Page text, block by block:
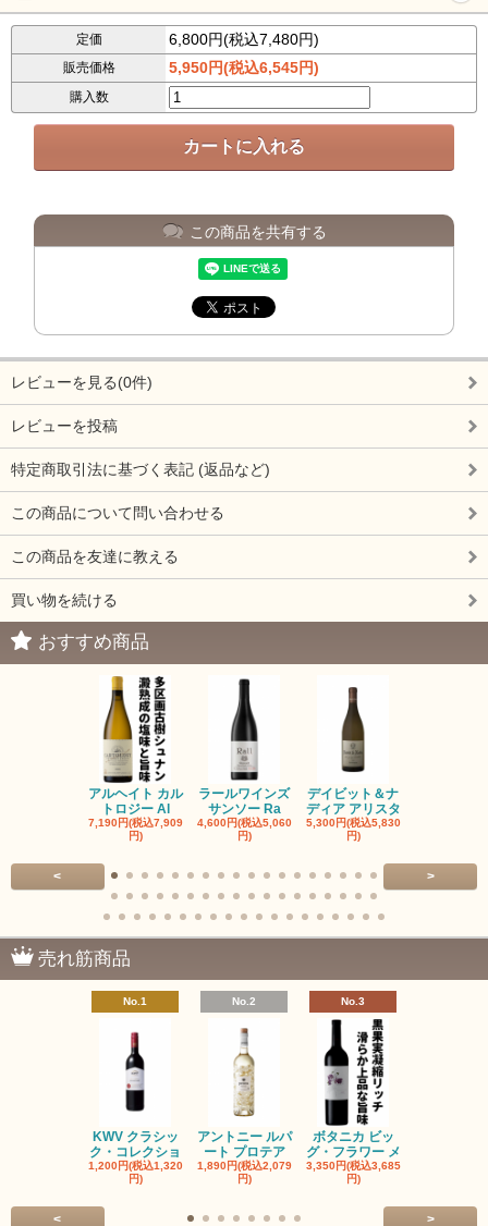
定価 6,800円(税込7,480円)
販売価格 5,950円(税込6,545円)
購入数
この商品を共有する
レビューを見る(0件)
レビューを投稿
特定商取引法に基づく表記 (返品など)
この商品について問い合わせる
この商品を友達に教える
買い物を続ける
おすすめ商品
アルヘイト カル
トロジー Al
7,190円(税込7,909
円)
ラールワインズ
サンソー Ra
4,600円(税込5,060
円)
デイビット＆ナ
ディア アリスタ
5,300円(税込5,830
円)
< >
売れ筋商品
No.1
KWV クラシッ
ク・コレクショ
1,200円(税込1,320
円)
No.2
アントニー ルパ
ート プロテア
1,890円(税込2,079
円)
No.3
ボタニカ ビッ
グ・フラワー メ
3,350円(税込3,685
円)
< >